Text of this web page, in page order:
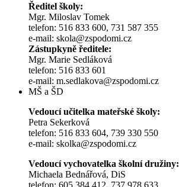
Ředitel školy:
Mgr. Miloslav Tomek
telefon: 516 833 600, 731 587 355
e-mail: skola@zspodomi.cz
Zástupkyně ředitele:
Mgr. Marie Sedláková
telefon: 516 833 601
e-mail: m.sedlakova@zspodomi.cz
MŠ a ŠD
Vedoucí učitelka mateřské školy:
Petra Sekerková
telefon: 516 833 604, 739 330 550
e-mail: skolka@zspodomi.cz
Vedoucí vychovatelka školní družiny:
Michaela Bednářová, DiS
telefon: 605 384 412, 737 978 633